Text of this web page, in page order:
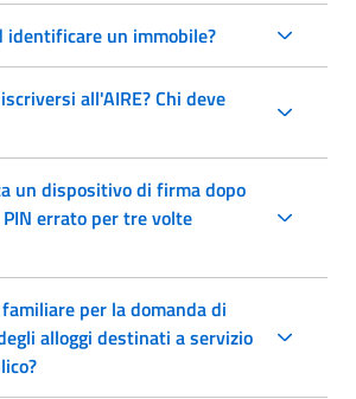
identificare un immobile?
all'AIRE? Chi deve
un dispositivo di firma dopo
errato per tre volte
per la domanda di
alloggi destinati a servizio